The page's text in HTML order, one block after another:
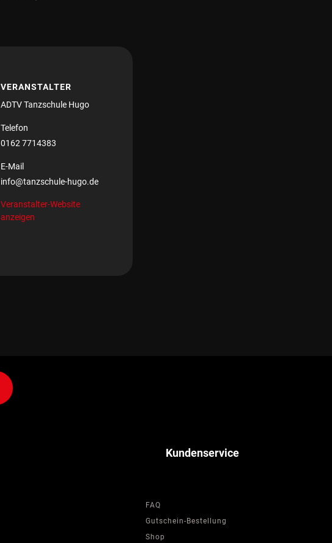
VERANSTALTER
ADTV Tanzschule Hugo
Telefon
0162 7714383
E-Mail
info@tanzschule-hugo.de
Veranstalter-Website
anzeigen
Kundenservice
FAQ
Gutschein-Bestellung
Shop